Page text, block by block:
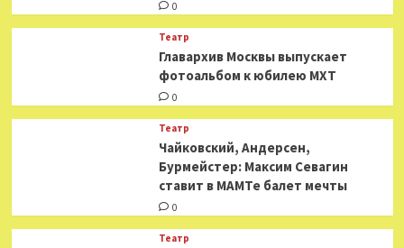
0
Театр
​​Главархив Москвы выпускает
фотоальбом к юбилею МХТ
0
Театр
​​Чайковский, Андерсен,
Бурмейстер: Максим Севагин
ставит в МАМТе балет мечты
0
Театр